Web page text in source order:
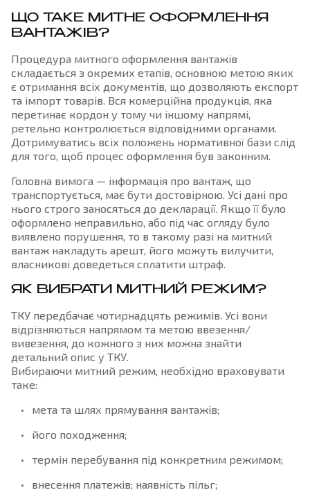
ЩО ТАКЕ МИТНЕ ОФОРМЛЕННЯ
ВАНТАЖІВ?
Процедура митного оформлення вантажів
складається з окремих етапів, основною метою яких
є отримання всіх документів, що дозволяють експорт
та імпорт товарів. Вся комерційна продукція, яка
перетинає кордон у тому чи іншому напрямі,
ретельно контролюється відповідними органами.
Дотримуватись всіх положень нормативної бази слід
для того, щоб процес оформлення був законним.
Головна вимога — інформація про вантаж, що
транспортується, має бути достовірною. Усі дані про
нього строго заносяться до декларації. Якщо її було
оформлено неправильно, або під час огляду було
виявлено порушення, то в такому разі на митний
вантаж накладуть арешт, його можуть вилучити,
власникові доведеться сплатити штраф.
ЯК ВИБРАТИ МИТНИЙ РЕЖИМ?
ТКУ передбачає чотирнадцять режимів. Усі вони
відрізняються напрямом та метою ввезення/
вивезення, до кожного з них можна знайти
детальний опис у ТКУ.
Вибираючи митний режим, необхідно враховувати
таке:
мета та шлях прямування вантажів;
його походження;
термін перебування під конкретним режимом;
внесення платежів; наявність пільг;